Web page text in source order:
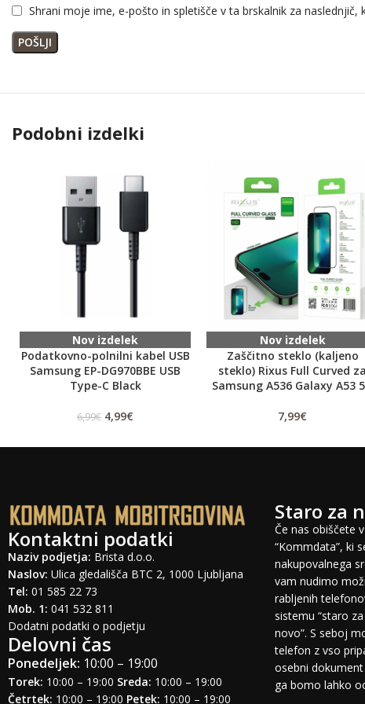
Shrani moje ime, e-pošto in spletišče v ta brskalnik za naslednjič,
Podobni izdelki
Nov izdelek
Podatkovno-polnilni kabel USB
Samsung EP-DG970BBE USB
Type-C Black
6,99€ 4,99€
Nov izdelek
Zaščitno steklo (kaljeno
steklo) Rixus Full Curved za
Samsung A536 Galaxy A53
7,99€
Kontaktni podatki
Naziv podjetja: Brista d.o.o.
Naslov: Ulica gledališča BTC 2, 1000 Ljubljana
Tel: 01 585 22 73
Mob. 1: 041 532 811
Dodatni podatki o podjetju
Delovni čas
Ponedeljek: 10:00 – 19:00
Torek: 10:00 – 19:00 Sreda: 10:00 – 19:00
Četrtek: 10:00 – 19:00 Petek: 10:00 – 19:00
Staro za
Če nas obiščete
“Kommdata”, ki
nakupovalnega
vam nudimo
rabljenih
sistemu “staro
novo”. S seboj
telefon z vso
osebni
ga bomo lahko